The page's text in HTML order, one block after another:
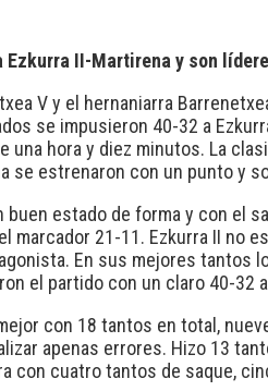
Ezkurra II-Martirena y son
V y el hernaniarra
se impusieron 40-32 a
una hora y diez minutos. La
se estrenaron con un punto y
buen estado de forma y con el
marcador 21-11. Ezkurra II no
En sus mejores tantos
el partido con un claro 40-32
con 18 tantos en total,
apenas errores. Hizo 13
con cuatro tantos de saque,